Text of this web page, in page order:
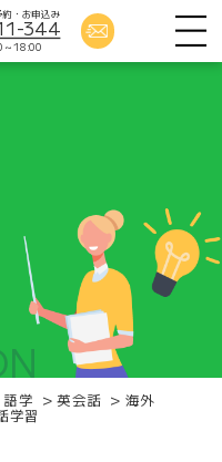
・お申込み
344
～18:00
語学 > 英会話 > 海外
学習